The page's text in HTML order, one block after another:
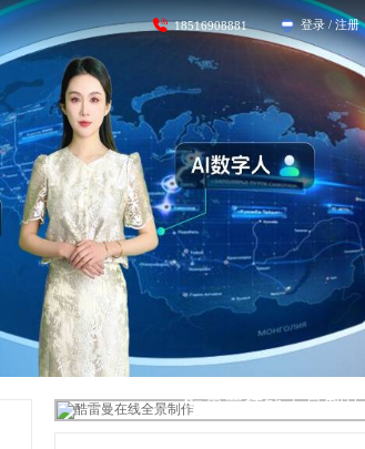
18516908881 登录 / 注册
酷雷曼在线全景制作